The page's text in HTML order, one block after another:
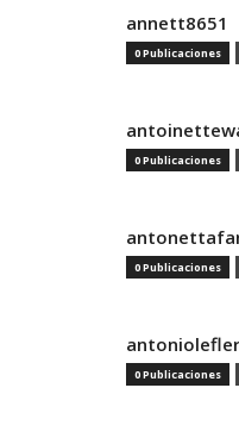
annett8651
0 Publicaciones
0 Publicaciones
0 Publicaciones
0 Publicaciones